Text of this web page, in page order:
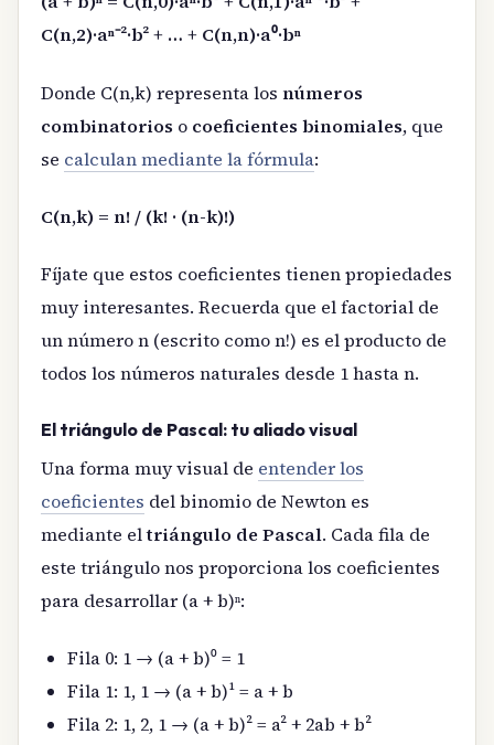
C(n,2)·aⁿ⁻²·b² + … + C(n,n)·a⁰·bⁿ
Donde C(n,k) representa los números
combinatorios o coeficientes binomiales, que
se calculan mediante la fórmula:
C(n,k) = n! / (k! · (n-k)!)
Fíjate que estos coeficientes tienen propiedades
muy interesantes. Recuerda que el factorial de
un número n (escrito como n!) es el producto de
todos los números naturales desde 1 hasta n.
El triángulo de Pascal: tu aliado visual
Una forma muy visual de entender los
coeficientes del binomio de Newton es
mediante eltriángulo de Pascal. Cada fila de
este triángulo nos proporciona los coeficientes
para desarrollar (a + b)ⁿ:
Fila 0: 1 → (a + b)⁰ = 1
Fila 1: 1, 1 → (a + b)¹ = a + b
Fila 2: 1, 2, 1 → (a + b)² = a² + 2ab + b²